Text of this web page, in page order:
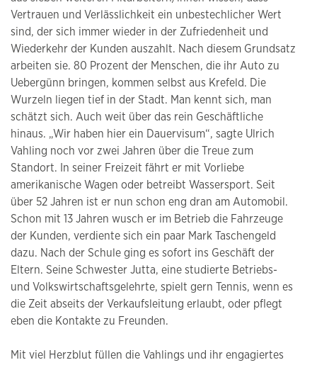
Vertrauen und Verlässlichkeit ein unbestechlicher Wert
sind, der sich immer wieder in der Zufriedenheit und
Wiederkehr der Kunden auszahlt. Nach diesem Grundsatz
arbeiten sie. 80 Prozent der Menschen, die ihr Auto zu
Uebergünn bringen, kommen selbst aus Krefeld. Die
Wurzeln liegen tief in der Stadt. Man kennt sich, man
schätzt sich. Auch weit über das rein Geschäftliche
hinaus. „Wir haben hier ein Dauervisum“, sagte Ulrich
Vahling noch vor zwei Jahren über die Treue zum
Standort. In seiner Freizeit fährt er mit Vorliebe
amerikanische Wagen oder betreibt Wassersport. Seit
über 52 Jahren ist er nun schon eng dran am Automobil.
Schon mit 13 Jahren wusch er im Betrieb die Fahrzeuge
der Kunden, verdiente sich ein paar Mark Taschengeld
dazu. Nach der Schule ging es sofort ins Geschäft der
Eltern. Seine Schwester Jutta, eine studierte Betriebs-
und Volkswirtschaftsgelehrte, spielt gern Tennis, wenn es
die Zeit abseits der Verkaufsleitung erlaubt, oder pflegt
eben die Kontakte zu Freunden.
Mit viel Herzblut füllen die Vahlings und ihr engagiertes